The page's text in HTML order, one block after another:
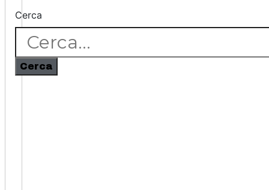
Cerca
Cerca